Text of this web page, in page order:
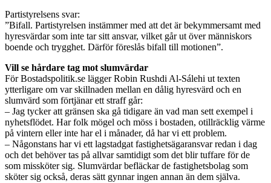
Partistyrelsens svar:
”Bifall. Partistyrelsen instämmer med att det är bekymmersamt med
hyresvärdar som inte tar sitt ansvar, vilket går ut över människors
boende och trygghet. Därför föreslås bifall till motionen”.
Vill se hårdare tag mot slumvärdar
För Bostadspolitik.se lägger Robin Rushdi Al-Sálehi ut texten
ytterligare om var skillnaden mellan en dålig hyresvärd och en
slumvärd som förtjänar ett straff går:
– Jag tycker att gränsen ska gå tidigare än vad man sett exempel i
nyhetsflödet. Har folk mögel och möss i bostaden, otillräcklig värme
på vintern eller inte har el i månader, då har vi ett problem.
– Någonstans har vi ett lagstadgat fastighetsägaransvar redan i dag
och det behöver tas på allvar samtidigt som det blir tuffare för de
som missköter sig. Slumvärdar befläckar de fastighetsbolag som
sköter sig också, deras sätt gynnar ingen annan än dem själva.